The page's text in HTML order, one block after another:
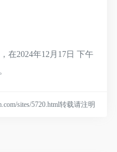
在2024年12月17日 下午
sites/5720.html转载请注明